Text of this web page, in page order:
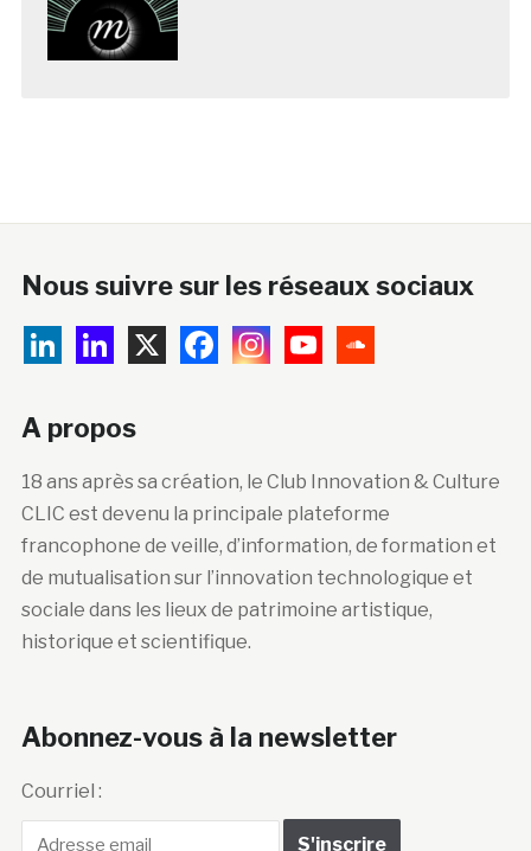
Nous suivre sur les réseaux sociaux
A propos
18 ans après sa création, le Club Innovation & Culture
CLIC est devenu la principale plateforme
francophone de veille, d’information, de formation et
de mutualisation sur l’innovation technologique et
sociale dans les lieux de patrimoine artistique,
historique et scientifique.
Abonnez-vous à la newsletter
Courriel :